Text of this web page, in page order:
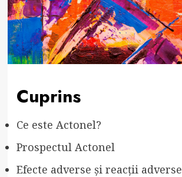
Cuprins
Ce este Actonel?
Prospectul Actonel
Efecte adverse și reacții adverse